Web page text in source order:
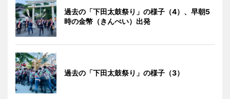
過去の「下田太鼓祭り」の様子（4）、早朝5
時の金幣（きんぺい）出発
過去の「下田太鼓祭り」の様子（3）